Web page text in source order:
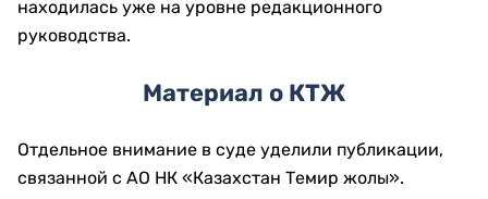
находилась уже на уровне редакционного
руководства.
Материал о КТЖ
Отдельное внимание в суде уделили публикации,
связанной с АО НК «Казахстан Темир жолы».